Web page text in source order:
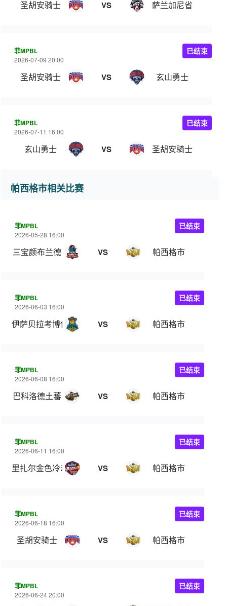
圣胡安骑士 VS 萨兰加尼省
菲MPBL
2026-07-09 20:00
圣胡安骑士 VS 玄山勇士
已结束
菲MPBL
2026-07-11 16:00
玄山勇士 VS 圣胡安骑士
已结束
帕西格市相关比赛
菲MPBL
2026-05-28 16:00
三宝颜布兰德 VS 帕西格市
已结束
菲MPBL
2026-06-03 16:00
伊萨贝拉考博伊斯 VS 帕西格市
已结束
菲MPBL
2026-06-08 16:00
巴科洛德土蕃 VS 帕西格市
已结束
菲MPBL
2026-06-11 16:00
里扎尔金色冷却器 VS 帕西格市
已结束
菲MPBL
2026-06-18 16:00
圣胡安骑士 VS 帕西格市
已结束
菲MPBL
2026-06-24 20:00
已结束